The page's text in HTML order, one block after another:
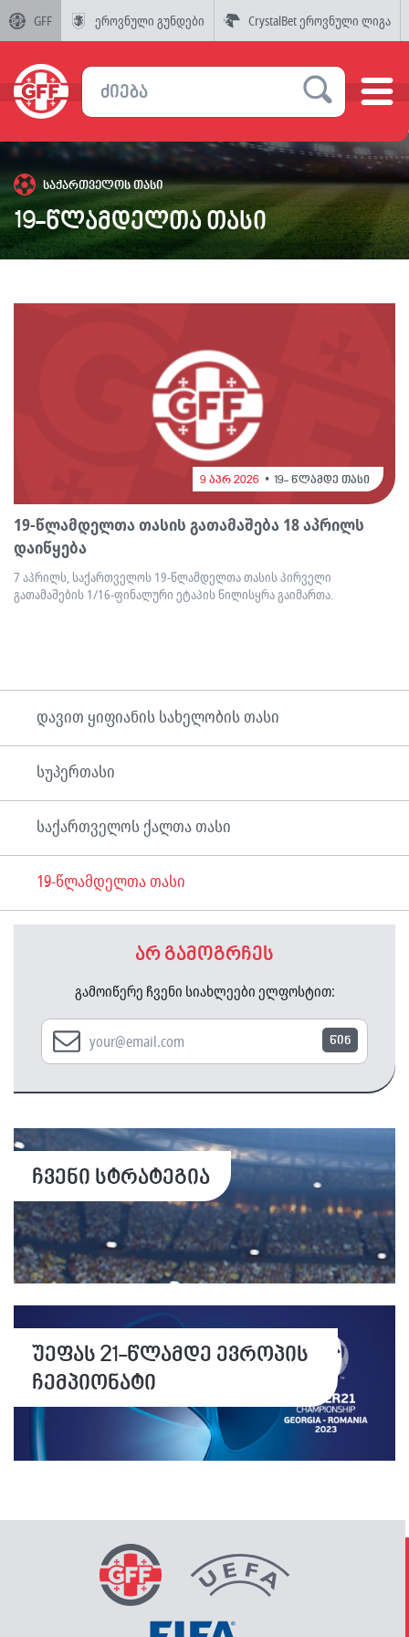
GFF ეროვნული გუნდები CrystalBet ეროვნული ლიგა
საქართველოს თასი
19-წლამდელთა თასი
9 აპრ 2026 19- წლამდე თასი
19-წლამდელთა თასის გათამაშება 18 აპრილს
დაიწყება
7 აპრილს, საქართველოს 19-წლამდელთა თასის პირველი
გათამაშების 1/16-ფინალური ეტაპის წილისყრა გაიმართა.
დავით ყიფიანის სახელობის თასი
სუპერთასი
საქართველოს ქალთა თასი
19-წლამდელთა თასი
არ გამოგრჩეს
გამოიწერე ჩვენი სიახლეები ელფოსტით:
წინ
ჩვენი სტრატეგია
უეფას 21-წლამდე ევროპის
ჩემპიონატი